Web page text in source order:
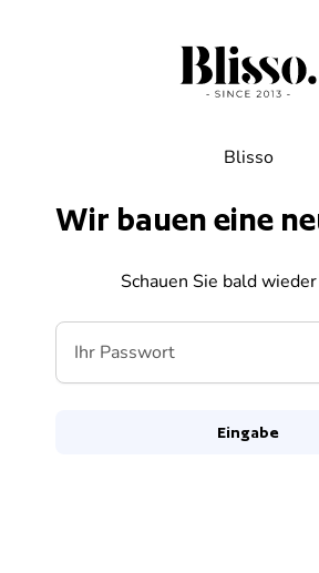
Blisso
Wir bauen eine
Schauen Sie bald
Ihr Passwort
Eingabe